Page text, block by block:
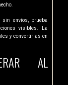
envíos, prueba
visibles. La
y convertirlas en
AL